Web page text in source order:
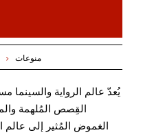
منوعات
يُعدّ عالم الرواية والسينما
القِصص المُلهمة
الغموض المُثير إلى